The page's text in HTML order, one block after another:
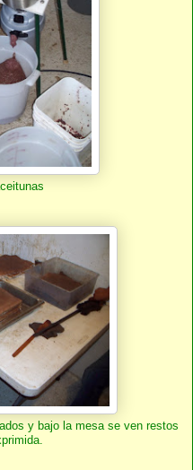
y bajo la mesa se ven restos